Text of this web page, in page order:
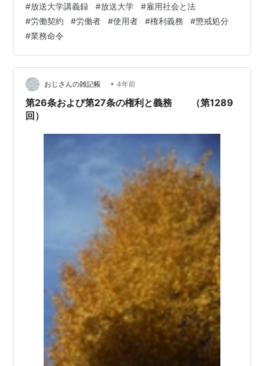
を負うのでしょうか。第4回は「労働契約の基本原理」と
題して、労働契約が成立する基本的なルールを学んでい
きたいと思います。 今回学んでいきたいのは、次の3点
になります。第1は、労働契約の基本原則についてです。
労働契約法には、労働契約の基本原則が条文化されてい
ます。最初に労働契約の基…
#放送大学講義録 #放送大学 #雇用社会と法
#労働契約 #労働者 #使用者 #権利義務 #懲戒処分
#業務命令
おじさんの雑記帳 • 4年前
第26条および第27条の権利と義務 （第1289
回）